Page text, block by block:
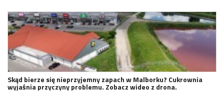
Skąd bierze się nieprzyjemny zapach w Malborku? Cukrownia
wyjaśnia przyczyny problemu. Zobacz wideo z drona.